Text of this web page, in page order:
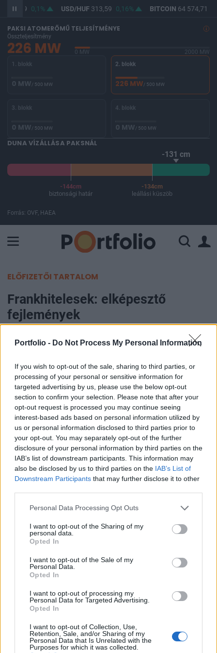
Portfolio - Do Not Process My Personal Information
If you wish to opt-out of the sale, sharing to third parties, or
processing of your personal or sensitive information for
targeted advertising by us, please use the below opt-out
section to confirm your selection. Please note that after your
opt-out request is processed you may continue seeing
interest-based ads based on personal information utilized by
us or personal information disclosed to third parties prior to
your opt-out. You may separately opt-out of the further
disclosure of your personal information by third parties on the
IAB’s list of downstream participants. This information may
also be disclosed by us to third parties on the IAB’s List of
Downstream Participants that may further disclose it to other
Personal Data Processing Opt Outs
I want to opt-out of the Sharing of my
personal data.
Opted In
I want to opt-out of the Sale of my
Personal Data.
Opted In
I want to opt-out of processing my
Personal Data for Targeted Advertising.
Opted In
I want to opt-out of Collection, Use,
Retention, Sale, and/or Sharing of my
Personal Data that Is Unrelated with the
Purposes for which it was collected.
362,09 0,1% USD/HUF313,59 0,16% BITCOIN64 574,71
PAKSI ATOMERŐMŰ TELJESÍTMÉNYE
Összteljesítmény
226 MW 0 MW
2000 MW
1. blokk
0 MW/ 500 MW
2. blokk
226 MW/ 500 MW
3. blokk
0 MW/ 500 MW
4. blokk
0 MW/ 500 MW
DUNA VÍZÁLLÁSA PAKSNÁL
-131 cm
-144cm
biztonsági határ
-134cm
leállási küszöb
Forrás: OVF, HAEA
ELŐFIZETŐI TARTALOM
Frankhitelesek: elképesztő
fejlemények
Portfolio
Újabb történelmi csúcsra erősödött a svájci frank
az euróval szemben, miután az EUR/CHF
jegyzések már az 1.42-es szint alatt is jártak. A
jegybank alelnöke azonnal meg is szólalt,
miszerint megakadályozzák az alpesi deviza
túlzott felértékelődését. A szóbeli intervenció
azonban gyengének bizonyult a gazdasági
kilábalástól fűtött frankerősödés
visszafordítására.
miután az elmúlt két napban az 1.43-as szintről az 1.42-es
jelenti, hogy soha nem volt ilyen erős a svájci deviza az
euró ellenében. A szerdai kereskedésben elindult
felértékelődést a svájci KOF gazdaságkutató intézet
legfrissebb jelentése váltotta ki: a svájci gazdaság...
KEDVES OLVASÓNK!
tartozik, melynek olvasása előfizetéses
regisztrációhoz kötött.